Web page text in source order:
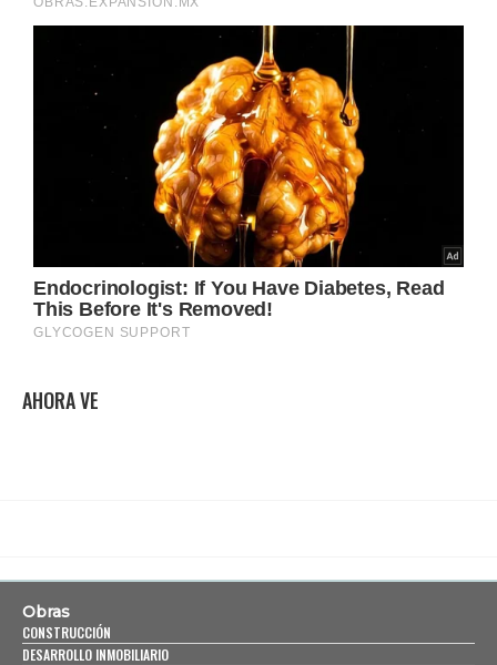
AHORA VE
Obras
CONSTRUCCIÓN
DESARROLLO INMOBILIARIO